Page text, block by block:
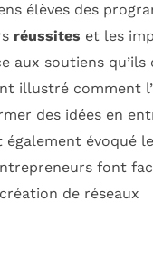
élèves des
réussites et les
aux soutiens qu’ils
illustré comment
des idées en
évoqué
font
de réseaux